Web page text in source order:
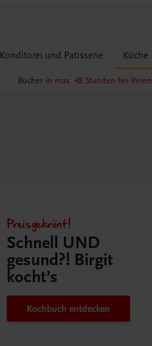
Konditorei und Patisserie Küche
Bücher in max. 48 Stunden bei
Preisgekrönt!
Schnell UND
gesund?! Birgit
kocht’s
Kochbuch entdecken